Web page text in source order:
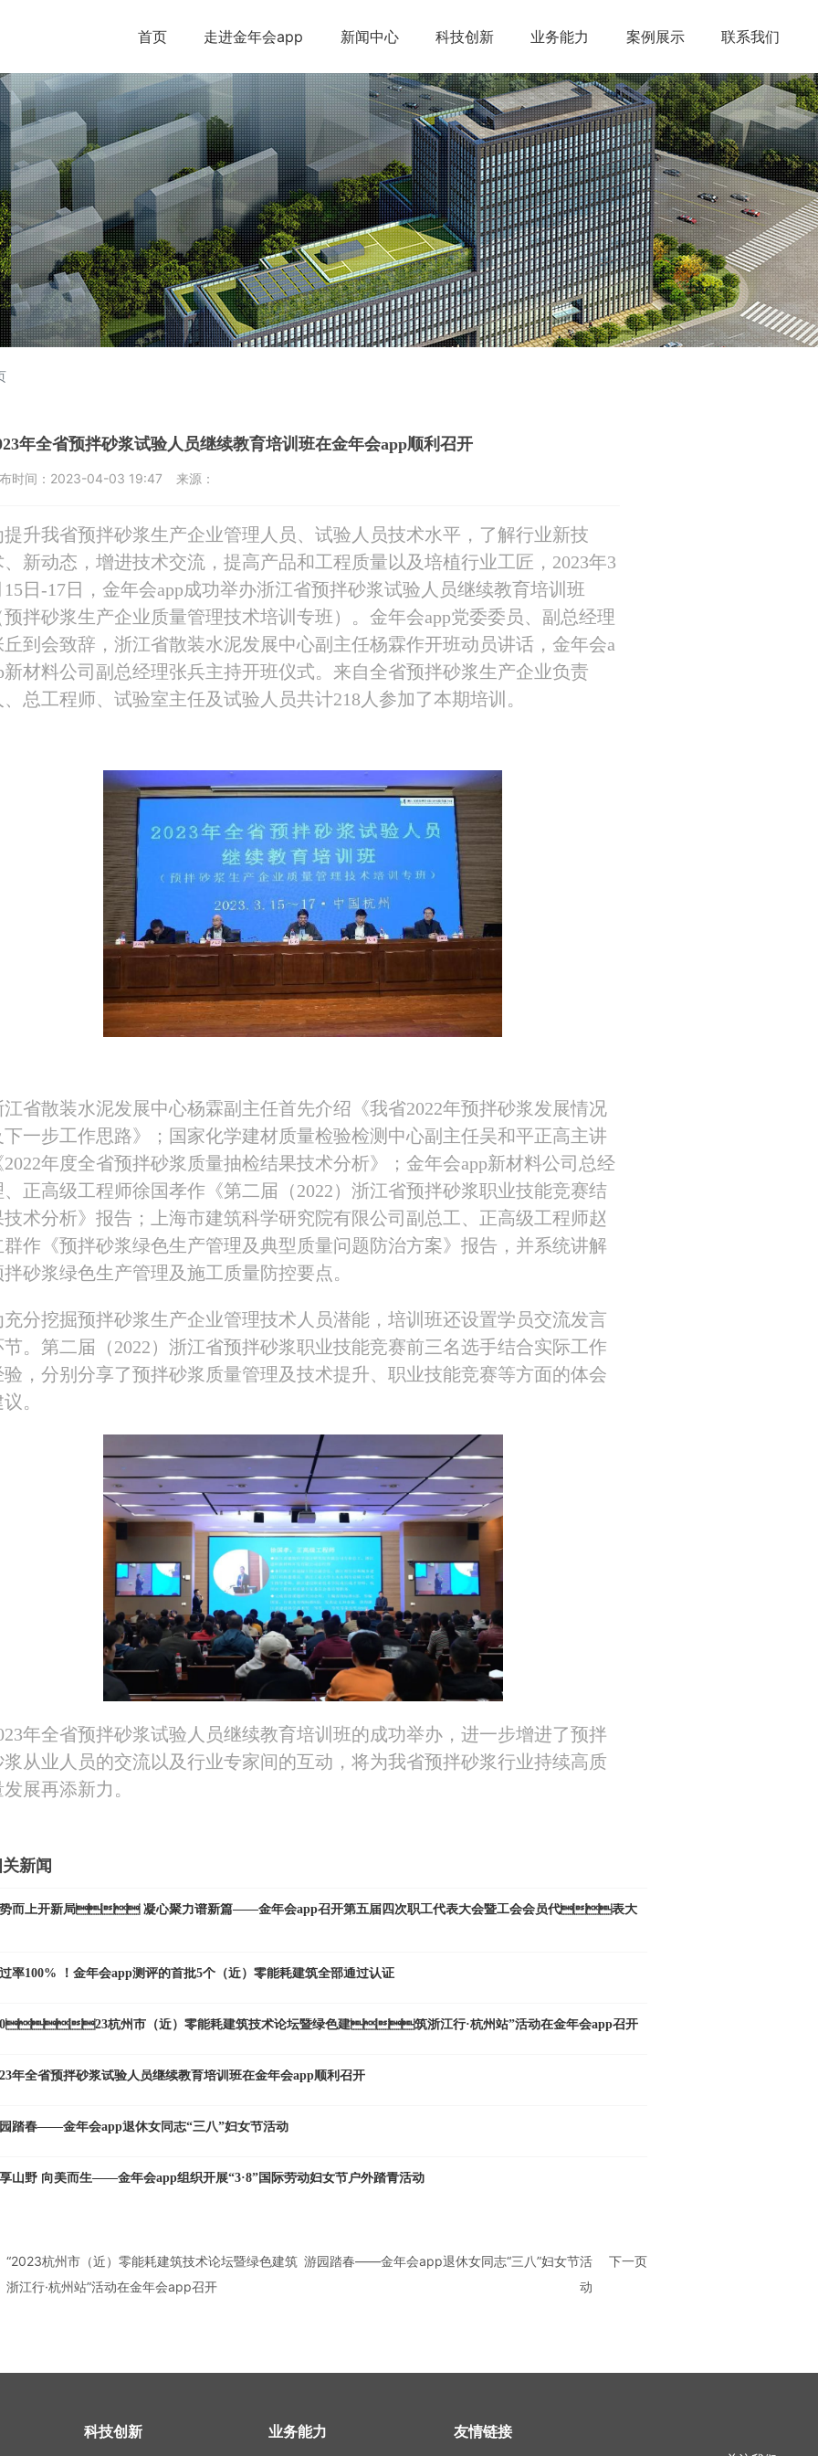
首页 走进金年会app 新闻中心 科技创新 业务能力 案例展示 联系我们
年全省预拌砂浆试验人员继续教育培训班在金年会app顺利召开
时间： 2023-04-03 19:47 来源：
提升我省预拌砂浆生产企业管理人员、试验人员技术水平，了解行业新技
、新动态，增进技术交流，提高产品和工程质量以及培植行业工匠，2023年3
日-17日，金年会app成功举办浙江省预拌砂浆试验人员继续教育培训班
预拌砂浆生产企业质量管理技术培训专班）。金年会app党委委员、副总经理
丘到会致辞，浙江省散装水泥发展中心副主任杨霖作开班动员讲话，金年会a
新材料公司副总经理张兵主持开班仪式。来自全省预拌砂浆生产企业负责
、总工程师、试验室主任及试验人员共计218人参加了本期培训。
江省散装水泥发展中心杨霖副主任首先介绍《我省2022年预拌砂浆发展情况
一步工作思路》；国家化学建材质量检验检测中心副主任吴和平正高主讲
2022年度全省预拌砂浆质量抽检结果技术分析》；金年会app新材料公司总经
、正高级工程师徐国孝作《第二届（2022）浙江省预拌砂浆职业技能竞赛结
技术分析》报告；上海市建筑科学研究院有限公司副总工、正高级工程师赵
群作《预拌砂浆绿色生产管理及典型质量问题防治方案》报告，并系统讲解
拌砂浆绿色生产管理及施工质量防控要点。
充分挖掘预拌砂浆生产企业管理技术人员潜能，培训班还设置学员交流发言
。第二届（2022）浙江省预拌砂浆职业技能竞赛前三名选手结合实际工作
验，分别分享了预拌砂浆质量管理及技术提升、职业技能竞赛等方面的体会
。
年全省预拌砂浆试验人员继续教育培训班的成功举办，进一步增进了预拌
从业人员的交流以及行业专家间的互动，将为我省预拌砂浆行业持续高质
展再添新力。
新闻
而上开新局 凝心聚力谱新篇——金年会app召开第五届四次职工代表大会暨工会会员代表大
率100% ！金年会app测评的首批5个（近）零能耗建筑全部通过认证
杭州市（近）零能耗建筑技术论坛暨绿色建筑浙江行·杭州站”活动在金年会app召开
年全省预拌砂浆试验人员继续教育培训班在金年会app顺利召开
踏春——金年会app退休女同志“三八”妇女节活动
山野 向美而生——金年会app组织开展“3·8”国际劳动妇女节户外踏青活动
“2023杭州市（近）零能耗建筑技术论坛暨绿色建筑
浙江行·杭州站”活动在金年会app召开
游园踏春——金年会app退休女同志“三八”妇女节活
动
下一页
科技创新 业务能力 友情链接